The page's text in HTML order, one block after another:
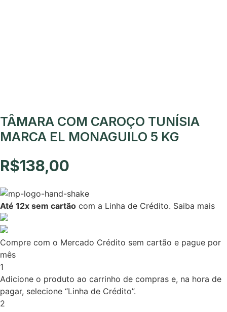
TÂMARA COM CAROÇO TUNÍSIA
MARCA EL MONAGUILO 5 KG
R$138,00
Até 12x sem cartão com a Linha de Crédito. Saiba mais
Compre com o Mercado Crédito sem cartão e pague por
mês
1
Adicione o produto ao carrinho de compras e, na hora de
pagar, selecione “Linha de Crédito”.
2